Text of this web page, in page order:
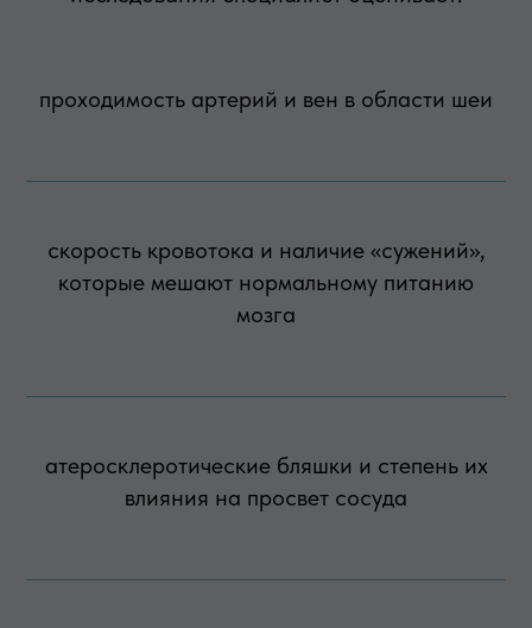
проходимость артерий и вен в области шеи
скорость кровотока и наличие «сужений»,
которые мешают нормальному питанию
мозга
атеросклеротические бляшки и степень их
влияния на просвет сосуда